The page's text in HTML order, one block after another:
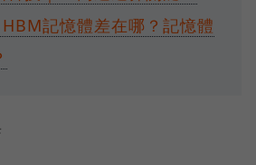
記憶體差在哪？記憶體